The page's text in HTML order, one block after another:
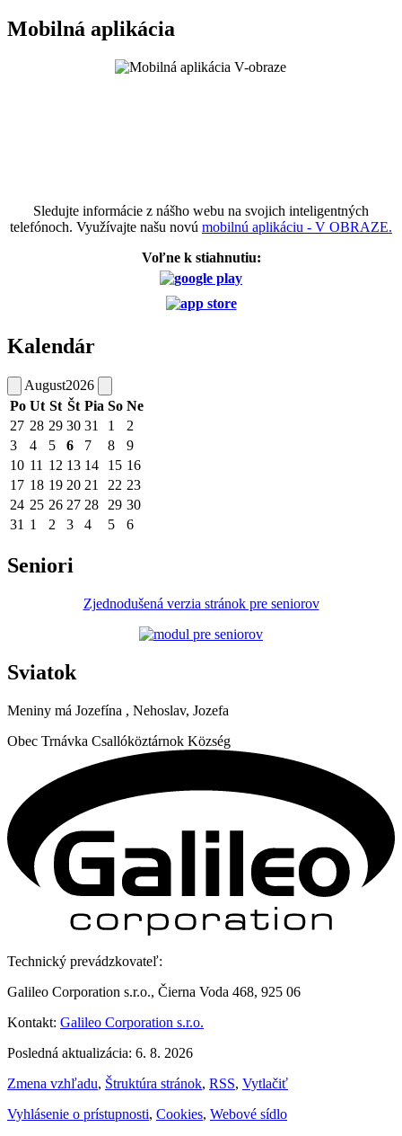
Mobilná aplikácia
Sledujte informácie z nášho webu na svojich inteligentných
telefónoch. Využívajte našu novú mobilnú aplikáciu - V OBRAZE.
Voľne k stiahnutiu:
Kalendár
August2026
Po Ut St Št Pia So Ne
27 28 29 30 31 1
2
3
4 5 6 7 8
9
10 11 12 13 14 15 16
17 18 19 20 21 22 23
24 25 26 27 28 29 30
31 1 2 3 4 5 6
Seniori
Zjednodušená verzia stránok pre seniorov
Sviatok
Meniny má Jozefína , Nehoslav, Jozefa
Obec Trnávka Csallóköztárnok Község
Technický prevádzkovateľ:
Galileo Corporation s.r.o., Čierna Voda 468, 925 06
Kontakt: Galileo Corporation s.r.o.
Posledná aktualizácia: 6. 8. 2026
Zmena vzhľadu, Štruktúra stránok, RSS, Vytlačiť
Vyhlásenie o prístupnosti, Cookies, Webové sídlo